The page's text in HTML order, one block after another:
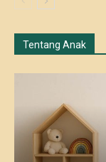
Tentang Anak